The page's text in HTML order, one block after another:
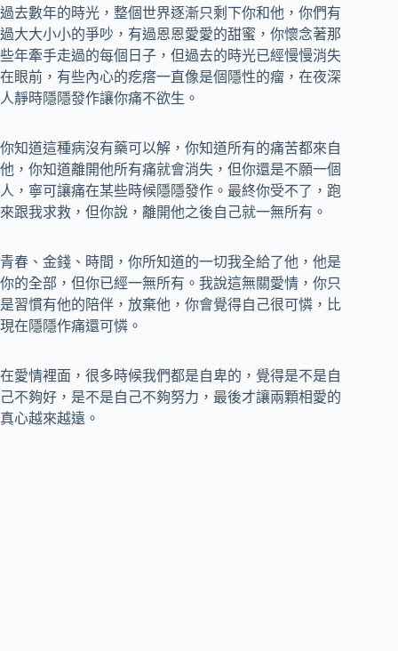
過去數年的時光，整個世界逐漸只剩下你和他，你們有
過大大小小的爭吵，有過恩恩愛愛的甜蜜，你懷念著那
些年牽手走過的每個日子，但過去的時光已經慢慢消失
在眼前，有些內心的疙瘩一直像是個隱性的瘤，在夜深
人靜時隱隱發作讓你痛不欲生。
你知道這種病沒有藥可以解，你知道所有的痛苦都來自
他，你知道離開他所有痛就會消失，但你還是不願一個
人，寧可讓痛在某些時候隱隱發作。最終你受不了，跑
來跟我求救，但你說，離開他之後自己就一無所有。
青春、金錢、時間，你所知道的一切我全給了他，他是
你的全部，但你已經一無所有。我說這無關愛情，你只
是習慣有他的陪伴，放棄他，你會覺得自己很可憐，比
現在隱隱作痛還可憐。
在愛情裡面，很多時候我們都是自卑的，覺得是不是自
己不夠好，是不是自己不夠努力，最後才讓兩顆相愛的
真心越來越遠。